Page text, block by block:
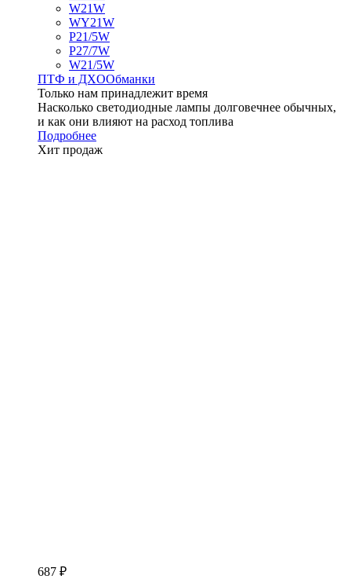
W21W
WY21W
P21/5W
P27/7W
W21/5W
ПТФ и ДXООбманки
Только нам принадлежит время
Насколько светодиодные лампы долговечнее обычных,
и как они влияют на расход топлива
Подробнее
Хит продаж
687 ₽